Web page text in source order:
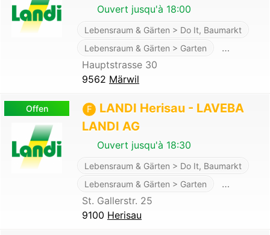
Ouvert jusqu'à 18:00
Lebensraum & Gärten > Do It, Baumarkt
Lebensraum & Gärten > Garten
…
Hauptstrasse 30
9562 Märwil
Offen F
LANDI Herisau - LAVEBA
LANDI AG
Ouvert jusqu'à 18:30
Lebensraum & Gärten > Do It, Baumarkt
Lebensraum & Gärten > Garten
…
St. Gallerstr. 25
9100 Herisau